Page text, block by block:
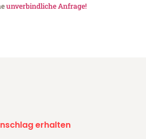
unverbindliche Anfrage!
erhalten